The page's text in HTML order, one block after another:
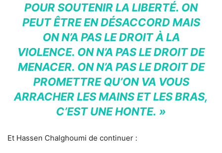
POUR SOUTENIR LA LIBERTÉ. ON
PEUT ÊTRE EN DÉSACCORD MAIS
ON N’A PAS LE DROIT À LA
VIOLENCE. ON N’A PAS LE DROIT DE
MENACER. ON N’A PAS LE DROIT DE
PROMETTRE QU’ON VA VOUS
ARRACHER LES MAINS ET LES BRAS,
C’EST UNE HONTE. »
Et Hassen Chalghoumi de continuer :